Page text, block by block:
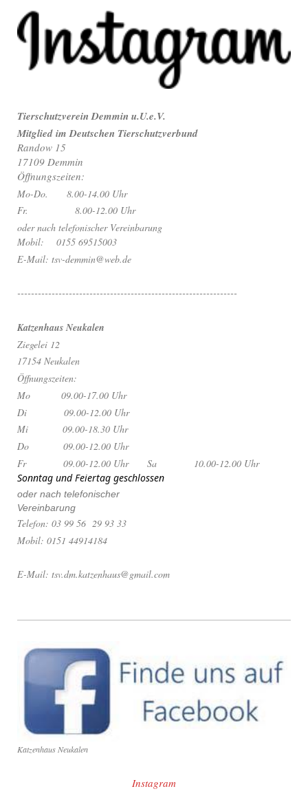
Tierschutzverein Demmin u.U.e.V.
Mitglied im Deutschen Tierschutzverbund
Randow 15
17109 Demmin
Öffnungszeiten:
Mo-Do. 8.00-14.00 Uhr
Fr. 8.00-12.00 Uhr
oder nach telefonischer Vereinbarung
Mobil: 0155 69515003
E-Mail: tsv-demmin@web.de
----------------------------------------------------------------
Katzenhaus Neukalen
Ziegelei 12
17154 Neukalen
Öffnungszeiten:
Mo 09.00-17.00 Uhr
Di 09.00-12.00 Uhr
Mi 09.00-18.30 Uhr
Do 09.00-12.00 Uhr
Fr 09.00-12.00 Uhr
Sa 10.00-12.00 Uhr
Sonntag und Feiertag geschlossen
oder nach telefonischer
Vereinbarung
Telefon: 03 99 56 29 93 33
Mobil: 0151 44914184
E-Mail: tsv.dm.katzenhaus@gmail.com
Katzenhaus Neukalen
Instagram